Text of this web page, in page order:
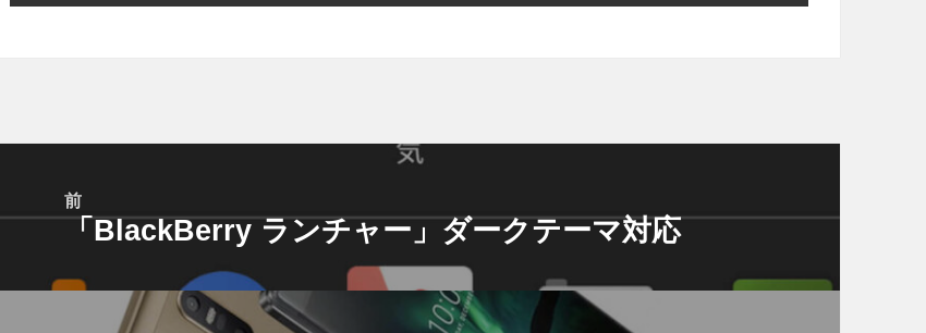
前
前
投
「BlackBerry ランチャー」ダークテーマ対応